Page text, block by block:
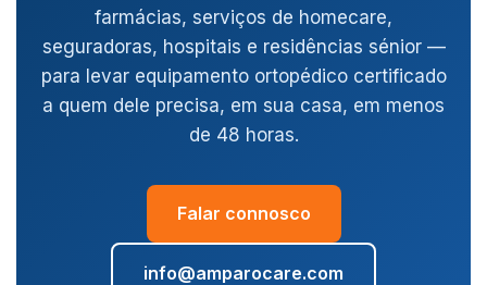
farmácias, serviços de homecare,
seguradoras, hospitais e residências sénior —
para levar equipamento ortopédico certificado
a quem dele precisa, em sua casa, em menos
de 48 horas.
Falar connosco
info@amparocare.com